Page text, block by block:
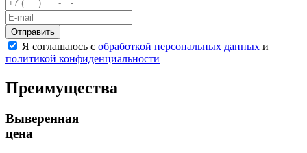
Спортивное оборудование
Кинологическое оборудование
Оборудование для пляжа
Безопасные покрытия
Для детей с ограниченными физическими
Отправить
Я соглашаюсь с обработкой персональных данных и
политикой конфиденциальности
Преимущества
Выверенная
цена